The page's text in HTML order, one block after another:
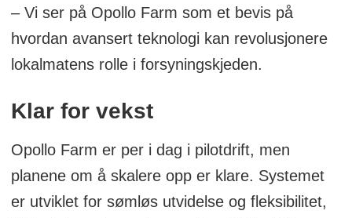
– Vi ser på Opollo Farm som et bevis på
hvordan avansert teknologi kan revolusjonere
lokalmatens rolle i forsyningskjeden.
Klar for vekst
Opollo Farm er per i dag i pilotdrift, men
planene om å skalere opp er klare. Systemet
er utviklet for sømløs utvidelse og fleksibilitet,